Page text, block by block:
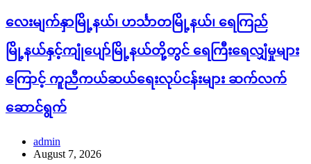
လေးမျက်နှာမြို့နယ်၊ ဟင်္သာတမြို့နယ်၊ ရေကြည်
မြို့နယ်နှင့်ကျုံပျော်မြို့နယ်တို့တွင် ရေကြီးရေလျှံမှုများ
ကြောင့် ကူညီကယ်ဆယ်ရေးလုပ်ငန်းများ ဆက်လက်
ဆောင်ရွက်
admin
August 7, 2026